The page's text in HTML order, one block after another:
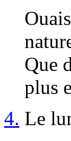
Que
plus
4. Le